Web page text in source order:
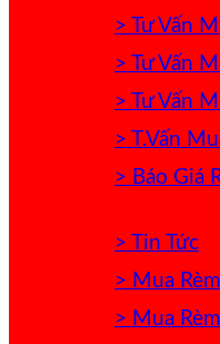
> Tư Vấn
> Tư Vấn
> Tư Vấn
> T.Vấn
> Báo Giá
> Tin Tức
> Mua
> Mua